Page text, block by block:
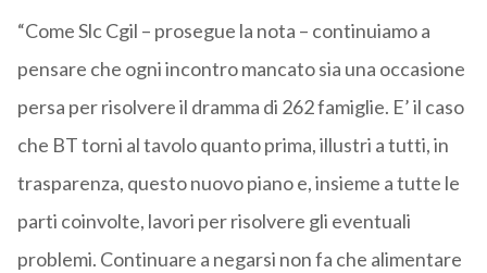
“Come Slc Cgil – prosegue la nota – continuiamo a
pensare che ogni incontro mancato sia una occasione
persa per risolvere il dramma di 262 famiglie. E’ il caso
che BT torni al tavolo quanto prima, illustri a tutti, in
trasparenza, questo nuovo piano e, insieme a tutte le
parti coinvolte, lavori per risolvere gli eventuali
problemi. Continuare a negarsi non fa che alimentare